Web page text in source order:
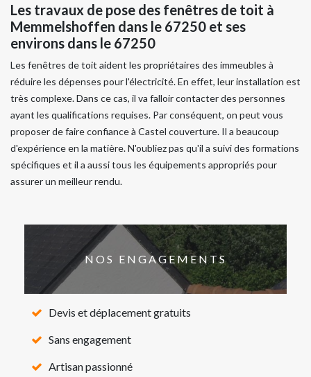
Les travaux de pose des fenêtres de toit à
Memmelshoffen dans le 67250 et ses
environs dans le 67250
Les fenêtres de toit aident les propriétaires des immeubles à
réduire les dépenses pour l'électricité. En effet, leur installation est
très complexe. Dans ce cas, il va falloir contacter des personnes
ayant les qualifications requises. Par conséquent, on peut vous
proposer de faire confiance à Castel couverture. Il a beaucoup
d'expérience en la matière. N'oubliez pas qu'il a suivi des formations
spécifiques et il a aussi tous les équipements appropriés pour
assurer un meilleur rendu.
NOS ENGAGEMENTS
Devis et déplacement gratuits
Sans engagement
Artisan passionné